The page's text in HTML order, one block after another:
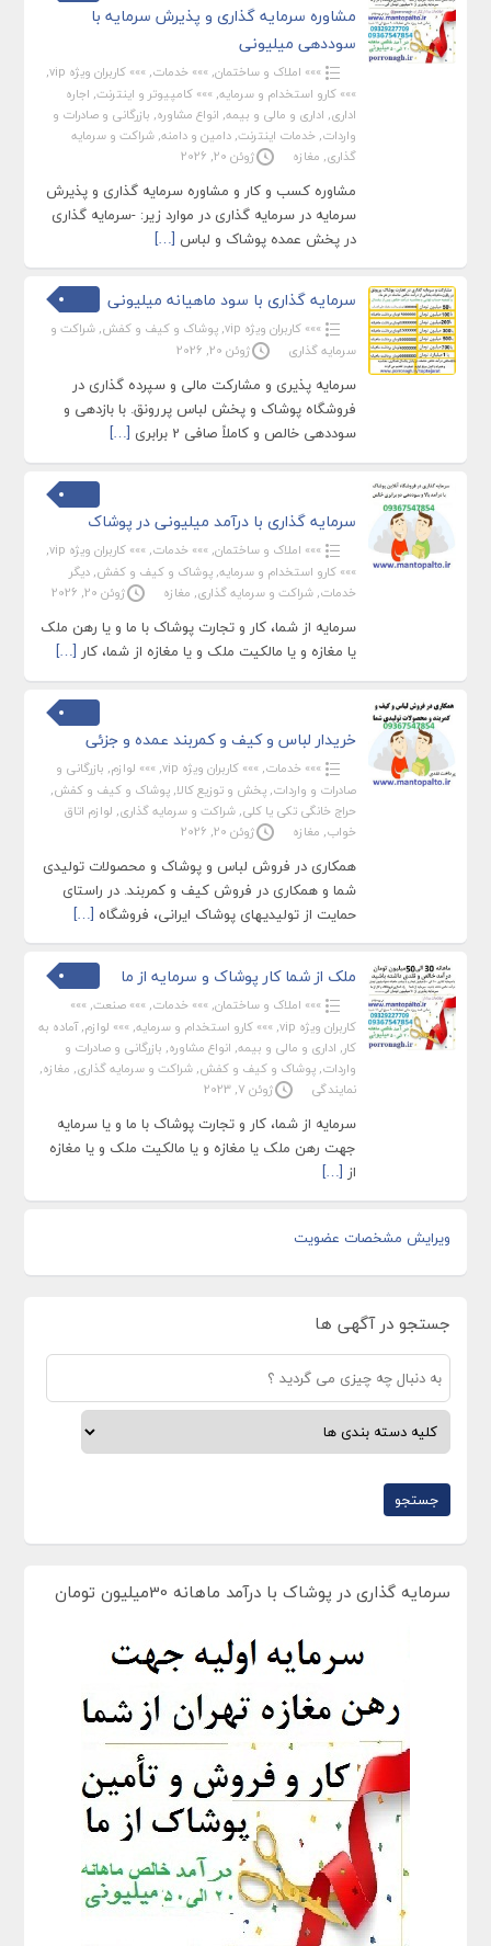
مشاوره سرمایه گذاری و پذیرش سرمایه با
سوددهی میلیونی
»»» املاک و ساختمان, »»» خدمات, »»» کاربران ویژه vip
,
»»» کارو استخدام و سرمایه, »»» کامپیوتر و اینترنت, اجاره
اداری, اداری و مالی و بیمه, انواع مشاوره, بازرگانی و صادرات و
واردات, خدمات اینترنت, دامین و دامنه, شراکت و سرمایه
گذاری, مغازه ژوئن 20, 2026
مشاوره کسب و کار و مشاوره سرمایه گذاری و پذیرش
سرمایه در سرمایه گذاری در موارد زیر: -سرمایه گذاری
در پخش عمده پوشاک و لباس […]
سرمایه گذاری با سود ماهیانه میلیونی
»»» کاربران ویژه vip , پوشاک و کیف و کفش, شراکت و
سرمایه گذاری
ژوئن 20, 2026
سرمایه پذیری و مشارکت مالی و سپرده گذاری در
فروشگاه پوشاک و پخش لباس پررونق. با بازدهی و
سوددهی خالص و کاملاً صافی 2 برابری
[…]
سرمایه گذاری با درآمد میلیونی در پوشاک
»»» املاک و ساختمان, »»» خدمات, »»» کاربران ویژه vip
,
»»» کارو استخدام و سرمایه, پوشاک و کیف و کفش, دیگر
خدمات, شراکت و سرمایه گذاری, مغازه ژوئن 20, 2026
سرمایه از شما، کار و تجارت پوشاک با ما و یا رهن ملک
یا مغازه و یا مالکیت ملک و یا مغازه از شما، کار […]
خریدار لباس و کیف و کمربند عمده و جزئی
»»» خدمات, »»» کاربران ویژه vip , »»» لوازم, بازرگانی و
صادرات و واردات, پخش و توزیع کالا, پوشاک و کیف و کفش,
حراج خانگی تکی یا کلی, شراکت و سرمایه گذاری, لوازم اتاق
خواب, مغازه ژوئن 20, 2026
همکاری در فروش لباس و پوشاک و محصولات تولیدی
شما و همکاری در فروش کیف و کمربند. در راستای
حمایت از تولیدیهای پوشاک ایرانی، فروشگاه […]
ملک از شما کار پوشاک و سرمایه از ما
»»» املاک و ساختمان, »»» خدمات, »»» صنعت,
»»»
کاربران ویژه vip
, »»» کارو استخدام و سرمایه, »»» لوازم,آماده به
کار, اداری و مالی و بیمه, انواع مشاوره, بازرگانی و صادرات و
واردات, پوشاک و کیف و کفش, شراکت و سرمایه گذاری, مغازه,
نمایندگی
ژوئن 7, 2023
سرمایه از شما، کار و تجارت پوشاک با ما و یا سرمایه
جهت رهن ملک یا مغازه و یا مالکیت ملک و یا مغازه
از […]
ویرایش مشخصات عضویت
جستجو در آگهی ها
سرمایه گذاری در پوشاک با درآمد ماهانه 30میلیون تومان